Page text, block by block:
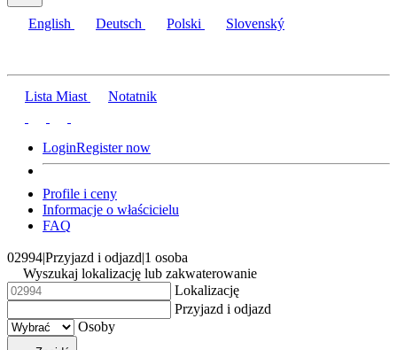
English Deutsch Polski Slovenský
Lista Miast Notatnik
LoginRegister now
Profile i ceny
Informacje o właścicielu
FAQ
02994|Przyjazd i odjazd|1 osoba
Wyszukaj lokalizację lub zakwaterowanie
Lokalizację
Przyjazd i odjazd
Osoby